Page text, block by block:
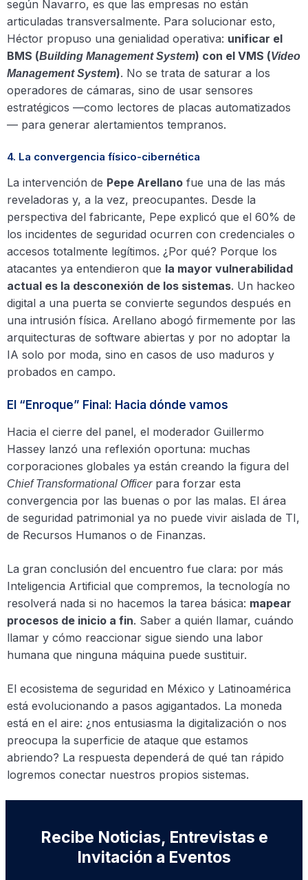
según Navarro, es que las empresas no están
articuladas transversalmente. Para solucionar esto,
Héctor propuso una genialidad operativa: unificar el
BMS (Building Management System) con el VMS (Video
Management System). No se trata de saturar a los
operadores de cámaras, sino de usar sensores
estratégicos —como lectores de placas automatizados
— para generar alertamientos tempranos.
4. La convergencia físico-cibernética
La intervención de Pepe Arellano fue una de las más
reveladoras y, a la vez, preocupantes. Desde la
perspectiva del fabricante, Pepe explicó que el 60% de
los incidentes de seguridad ocurren con credenciales o
accesos totalmente legítimos. ¿Por qué? Porque los
atacantes ya entendieron que la mayor vulnerabilidad
actual es la desconexión de los sistemas. Un hackeo
digital a una puerta se convierte segundos después en
una intrusión física. Arellano abogó firmemente por las
arquitecturas de software abiertas y por no adoptar la
IA solo por moda, sino en casos de uso maduros y
probados en campo.
El “Enroque” Final: Hacia dónde vamos
Hacia el cierre del panel, el moderador Guillermo
Hassey lanzó una reflexión oportuna: muchas
corporaciones globales ya están creando la figura del
Chief Transformational Officerpara forzar esta
convergencia por las buenas o por las malas. El área
de seguridad patrimonial ya no puede vivir aislada de TI,
de Recursos Humanos o de Finanzas.
La gran conclusión del encuentro fue clara: por más
Inteligencia Artificial que compremos, la tecnología no
resolverá nada si no hacemos la tarea básica: mapear
procesos de inicio a fin. Saber a quién llamar, cuándo
llamar y cómo reaccionar sigue siendo una labor
humana que ninguna máquina puede sustituir.
El ecosistema de seguridad en México y Latinoamérica
está evolucionando a pasos agigantados. La moneda
está en el aire: ¿nos entusiasma la digitalización o nos
preocupa la superficie de ataque que estamos
abriendo? La respuesta dependerá de qué tan rápido
logremos conectar nuestros propios sistemas.
Recibe Noticias, Entrevistas e
Invitación a Eventos